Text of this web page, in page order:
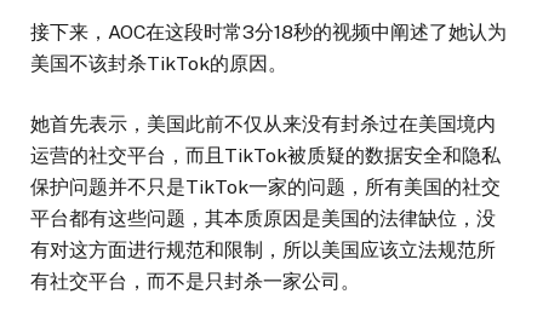
接下来，AOC在这段时常3分18秒的视频中阐述了她认为
美国不该封杀TikTok的原因。
她首先表示，美国此前不仅从来没有封杀过在美国境内
运营的社交平台，而且TikTok被质疑的数据安全和隐私
保护问题并不只是TikTok一家的问题，所有美国的社交
平台都有这些问题，其本质原因是美国的法律缺位，没
有对这方面进行规范和限制，所以美国应该立法规范所
有社交平台，而不是只封杀一家公司。